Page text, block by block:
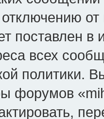
поставлен в
всех
политики.
форумов